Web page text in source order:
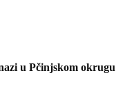
u Pčinjskom okrugu